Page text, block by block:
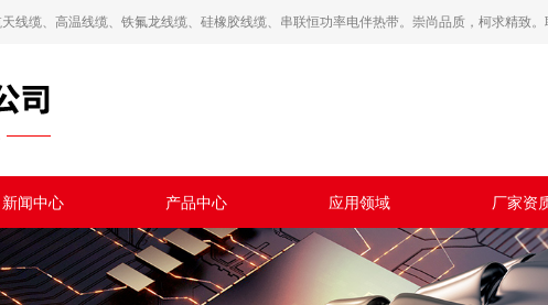
线缆、高温线缆、铁氟龙线缆、硅橡胶线缆、串联恒功率电伴热带。崇尚品质，柯求精致
新闻中心 产品中心 应用领域 厂家资